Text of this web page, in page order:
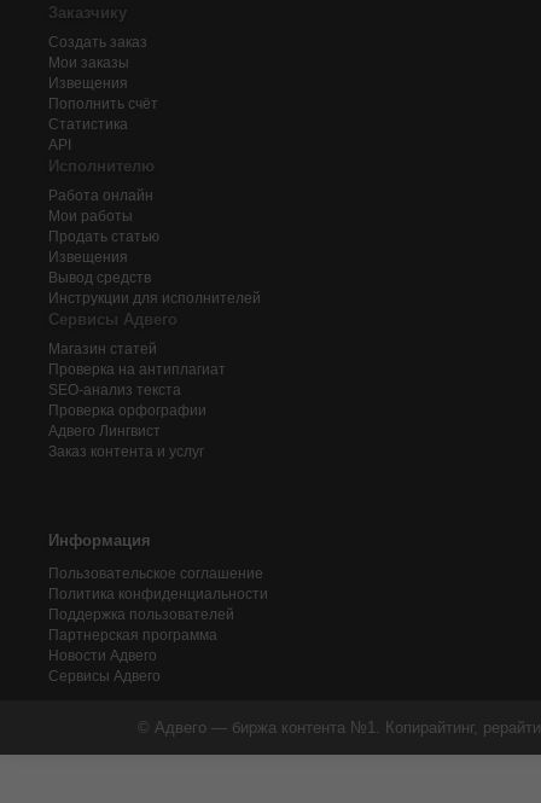
Заказчику
Создать заказ
Мои заказы
Извещения
Пополнить счёт
Статистика
API
Исполнителю
Работа онлайн
Мои работы
Продать статью
Извещения
Вывод средств
Инструкции для исполнителей
Сервисы Адвего
Магазин статей
Проверка на антиплагиат
SEO-анализ текста
Проверка орфографии
Адвего Лингвист
Заказ контента и услуг
Информация
Пользовательское соглашение
Политика конфиденциальности
Поддержка пользователей
Партнерская программа
Новости Адвего
Сервисы Адвего
© Адвего — биржа контента №1. Копирайтинг,